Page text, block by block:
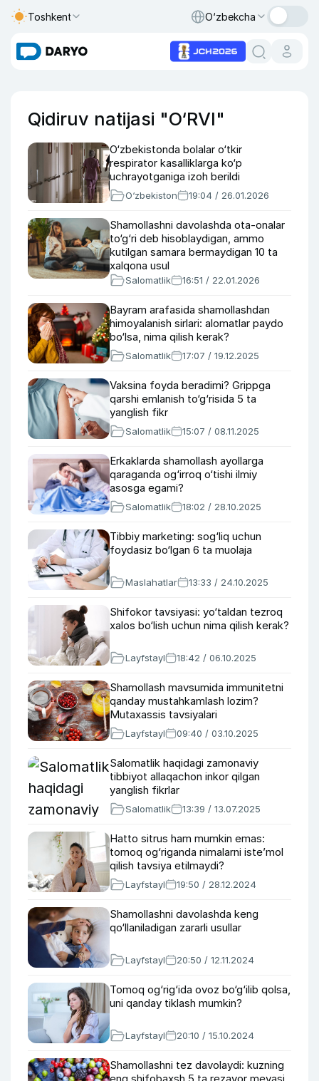
Toshkent O‘zbekcha
Qidiruv natijasi "O‘RVI"
O‘zbekistonda bolalar o‘tkir
respirator kasalliklarga ko‘p
uchrayotganiga izoh berildi
O‘zbekiston 19:04 / 26.01.2026
Shamollashni davolashda ota-onalar
to‘g‘ri deb hisoblaydigan, ammo
kutilgan samara bermaydigan 10 ta
xalqona usul
Salomatlik 16:51 / 22.01.2026
Bayram arafasida shamollashdan
himoyalanish sirlari: alomatlar paydo
bo‘lsa, nima qilish kerak?
Salomatlik 17:07 / 19.12.2025
Vaksina foyda beradimi? Grippga
qarshi emlanish to‘g‘risida 5 ta
yanglish fikr
Salomatlik 15:07 / 08.11.2025
Erkaklarda shamollash ayollarga
qaraganda og‘irroq o‘tishi ilmiy
asosga egami?
Salomatlik 18:02 / 28.10.2025
Tibbiy marketing: sog‘liq uchun
foydasiz bo‘lgan 6 ta muolaja
Maslahatlar 13:33 / 24.10.2025
Shifokor tavsiyasi: yo‘taldan tezroq
xalos bo‘lish uchun nima qilish kerak?
Layfstayl 18:42 / 06.10.2025
Shamollash mavsumida immunitetni
qanday mustahkamlash lozim?
Mutaxassis tavsiyalari
Layfstayl 09:40 / 03.10.2025
Salomatlik haqidagi zamonaviy
tibbiyot allaqachon inkor qilgan
yanglish fikrlar
Salomatlik 13:39 / 13.07.2025
Hatto sitrus ham mumkin emas:
tomoq og‘riganda nimalarni iste’mol
qilish tavsiya etilmaydi?
Layfstayl 19:50 / 28.12.2024
Shamollashni davolashda keng
qo‘llaniladigan zararli usullar
Layfstayl 20:50 / 12.11.2024
Tomoq og‘rig‘ida ovoz bo‘g‘ilib qolsa,
uni qanday tiklash mumkin?
Layfstayl 20:10 / 15.10.2024
Shamollashni tez davolaydi: kuzning